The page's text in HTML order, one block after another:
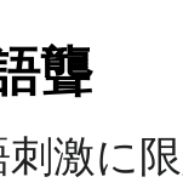
聾
激に